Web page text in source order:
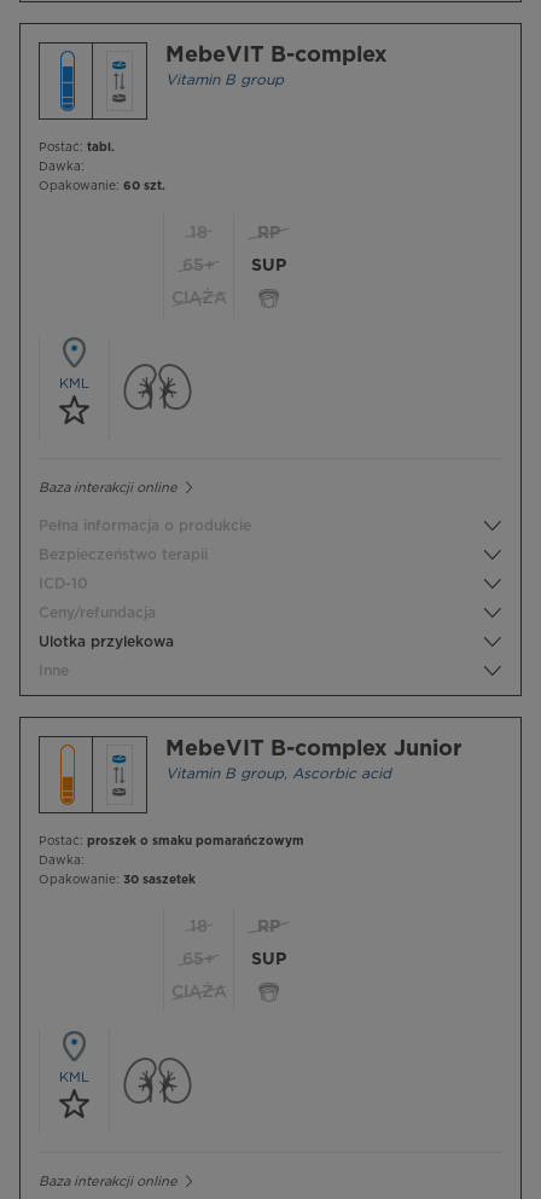
MebeVIT B-complex
Vitamin B group
Postać: tabl.
Dawka:
Opakowanie: 60 szt.
18
65+
CIĄŻA
RP
SUP
KML
Baza interakcji online
Pełna informacja o produkcie
Bezpieczeństwo terapii
ICD-10
Ceny/refundacja
Ulotka przylekowa
Inne
MebeVIT B-complex Junior
Vitamin B group, Ascorbic acid
Postać: proszek o smaku pomarańczowym
Dawka:
Opakowanie: 30 saszetek
18
65+
CIĄŻA
RP
SUP
KML
Baza interakcji online